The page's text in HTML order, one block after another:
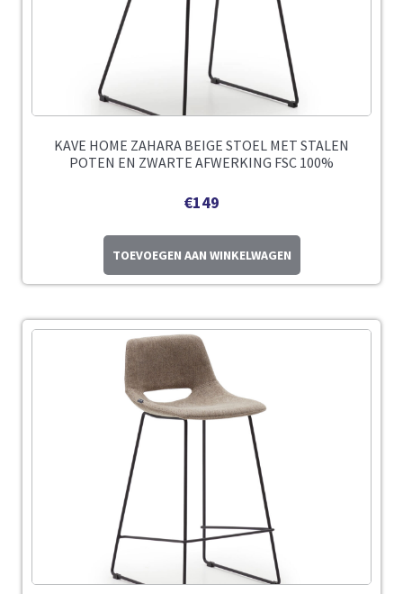
KAVE HOME ZAHARA BEIGE STOEL MET STALEN
POTEN EN ZWARTE AFWERKING FSC 100%
€149
TOEVOEGEN AAN WINKELWAGEN